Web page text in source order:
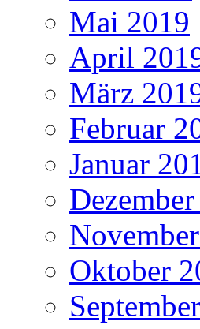
Mai 2019
April
März
Februar
Januar
Oktober